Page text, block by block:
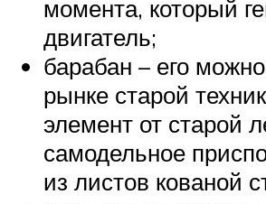
момента, который
двигатель;
барабан – его
рынке старой
элемент от старой
самодельное
из листов кованой